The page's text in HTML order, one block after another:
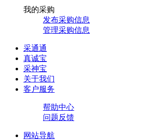
我的采购
发布采购信息
管理采购信息
采通通
真诚宝
采神宝
关于我们
客户服务
帮助中心
问题反馈
网站导航